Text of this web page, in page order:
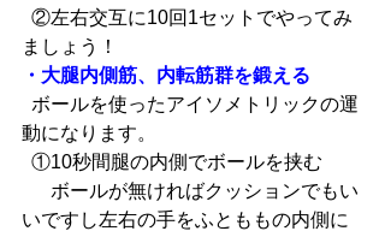
ましょう！
・大腿内側筋、内転筋群を鍛える
動になります。
  ①10秒間腿の内側でボールを挟む
いですし左右の手をふとももの内側に